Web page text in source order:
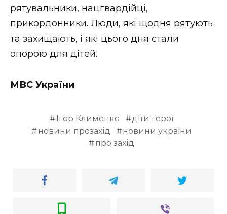
рятувальники, нацгвардійці,
прикордонники. Люди, які щодня рятують
та захищають, і які цього дня стали
опорою для дітей.
МВС України
Ігор Клименко
діти герої
новини прозахід
новини україни
про захід